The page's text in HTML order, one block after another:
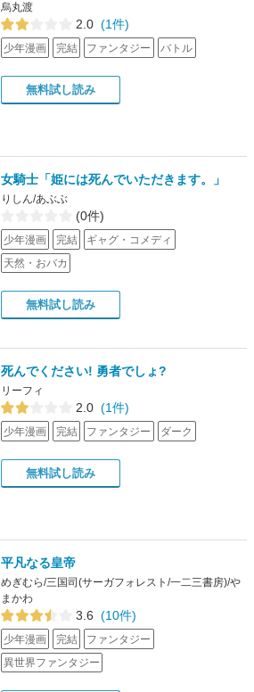
烏丸渡
2.0 (1件)
少年漫画 完結 ファンタジー バトル
無料試し読み
女騎士「姫には死んでいただきます。」
りしん/あぶぶ
(0件)
少年漫画 完結
ギャグ・コメディ
天然・おバカ
無料試し読み
死んでください! 勇者でしょ?
リーフィ
2.0 (1件)
少年漫画 完結 ファンタジー ダーク
無料試し読み
平凡なる皇帝
めぎむら/三国司(サーガフォレスト/一二三書房)/や
まかわ
3.6 (10件)
少年漫画 完結
ファンタジー
異世界ファンタジー